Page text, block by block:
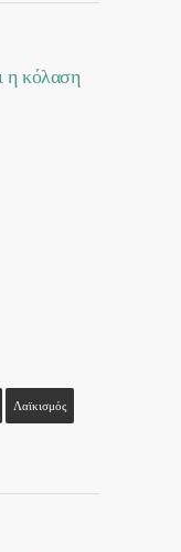
η κόλαση
Λαϊκισμός